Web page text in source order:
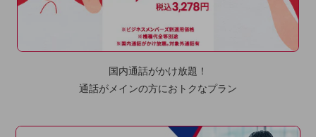
組織
国内通話がかけ放題！
通話がメインの方におトクなプラン